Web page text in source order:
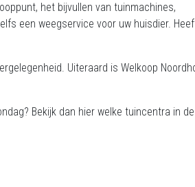
het bijvullen van tuinmachines,
een weegservice voor uw huisdier.
Uiteraard is Welkoop
Bekijk dan hier welke tuincentra in